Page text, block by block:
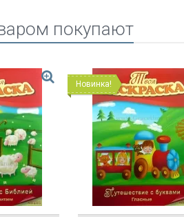
покупают
Новинка!